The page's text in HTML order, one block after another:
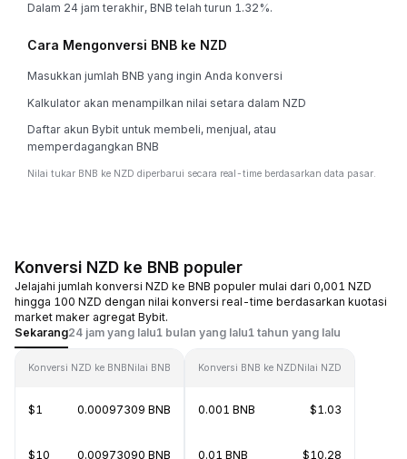
Dalam 24 jam terakhir, BNB telah turun 1.32%.
Cara Mengonversi BNB ke NZD
Masukkan jumlah BNB yang ingin Anda konversi
Kalkulator akan menampilkan nilai setara dalam NZD
Daftar akun Bybit untuk membeli, menjual, atau
memperdagangkan BNB
Nilai tukar BNB ke NZD diperbarui secara real-time berdasarkan data pasar.
Konversi NZD ke BNB populer
Jelajahi jumlah konversi NZD ke BNB populer mulai dari 0,001 NZD
hingga 100 NZD dengan nilai konversi real-time berdasarkan kuotasi
market maker agregat Bybit.
Sekarang24 jam yang lalu1 bulan yang lalu1 tahun yang lalu
Konversi NZD ke BNBNilai BNB
$1 0.00097309 BNB
$10 0.00973090 BNB
Konversi BNB ke NZDNilai NZD
0.001 BNB $1.03
0.01 BNB $10.28